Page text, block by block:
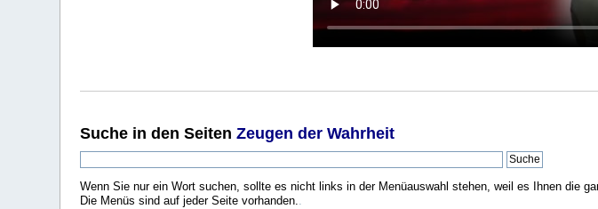
Suche in den SeitenZeugen der Wahrheit
Wenn Sie nur ein Wort suchen, sollte es nicht links in der Menüauswahl stehen, weil es Ihnen die
Die Menüs sind auf jeder Seite vorhanden..